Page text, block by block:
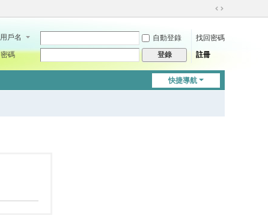
切
到
用戶名 自動登錄
找回密碼
密碼
登錄 註冊
快捷導航